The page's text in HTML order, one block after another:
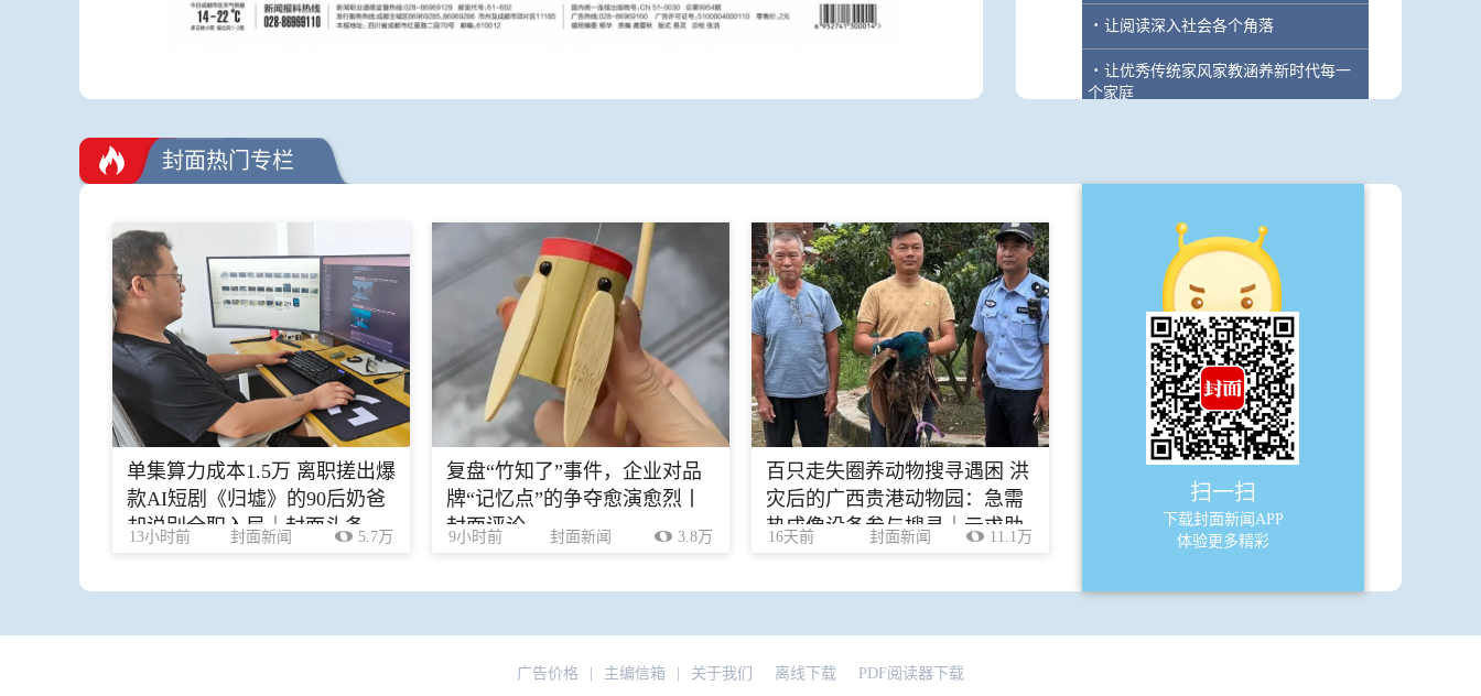
· 让阅读深入社会各个角落
· 让优秀传统家风家教涵养新时代每一
个家庭
封面新闻四大活动惊艳亮相
“苏迷”纷纷打卡 畅谈“东坡情”
四川
既织出美丽衣裳 又守护身体健康
乐至打造“中国僵蚕之乡”
· 乐至僵蚕
封面热门专栏
单集算力成本1.5万 离职搓出爆
款AI短剧《归墟》的90后奶爸
却说别全职入局｜封面头条
13小时前 封面新闻 5.7万
复盘“竹知了”事件，企业对品
牌“记忆点”的争夺愈演愈烈丨
封面评论
9小时前 封面新闻 3.8万
百只走失圈养动物搜寻遇困 洪
灾后的广西贵港动物园：急需
热成像设备参与搜寻｜云求助
16天前 封面新闻 11.1万
扫一扫
下载封面新闻APP
体验更多精彩
广告价格 主编信箱 关于我们 离线下载 PDF阅读器下载